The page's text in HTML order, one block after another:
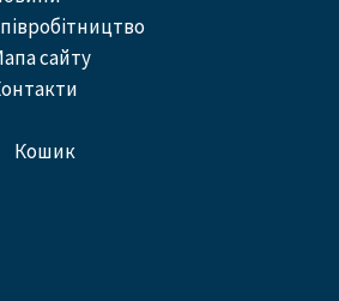
співробітництво
Мапа сайту
контакти
кошик